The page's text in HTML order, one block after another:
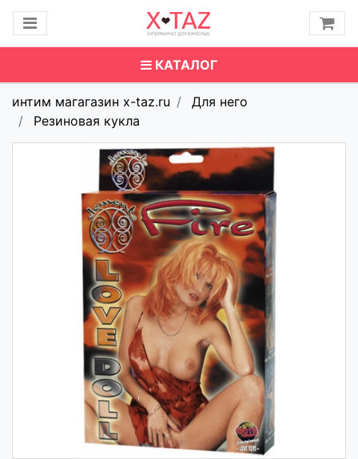
КАТАЛОГ
интим магагазин x-taz.ru
Для него
Резиновая кукла